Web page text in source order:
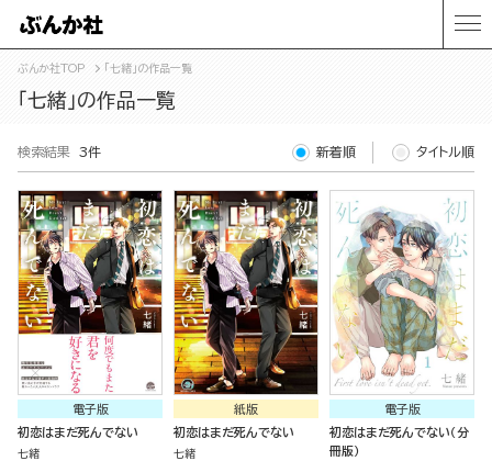
ぶんか社TOP 「七緒」の作品一覧
「七緒」の作品一覧
検索結果 3件 新着順 タイトル順
電子版
初恋はまだ死んでない
七緒
紙版
初恋はまだ死んでない
七緒
電子版
初恋はまだ死んでない（分
冊版）